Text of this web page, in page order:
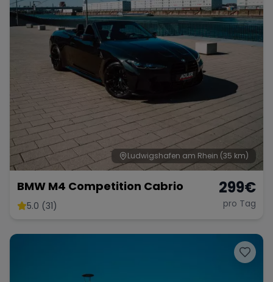
Ludwigshafen am Rhein (35 km)
BMW M4 Competition Cabrio
5.0 (31)
299€
pro Tag